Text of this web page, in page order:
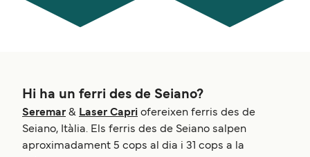
Hi ha un ferri des de Seiano?
Seremar & Laser Capri ofereixen ferris des de
Seiano, Itàlia. Els ferris des de Seiano salpen
aproximadament 5 cops al dia i 31 cops a la